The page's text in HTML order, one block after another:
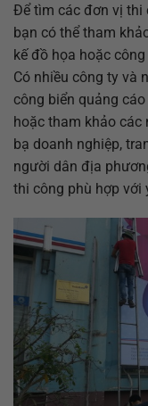
Để tìm các đơn vị thi
bạn có thể tham
kế đồ họa hoặc
Có nhiều công ty và
công biển quảng
hoặc tham khảo
bạ doanh nghiệp,
người dân địa
thi công phù hợp với